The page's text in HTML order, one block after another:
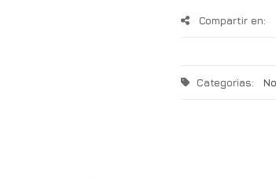
Compartir en:
Categorias: